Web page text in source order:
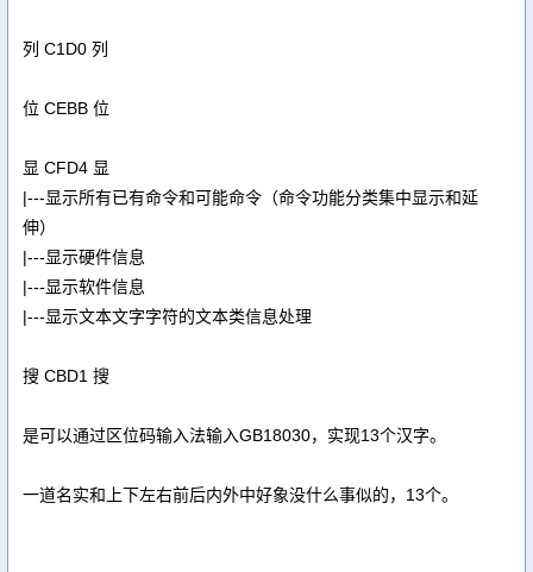
列 C1D0 列
位 CEBB 位
显 CFD4 显
|---显示所有已有命令和可能命令（命令功能分类集中显示和延
伸）
|---显示硬件信息
|---显示软件信息
|---显示文本文字字符的文本类信息处理
搜 CBD1 搜
是可以通过区位码输入法输入GB18030，实现13个汉字。
一道名实和上下左右前后内外中好象没什么事似的，13个。